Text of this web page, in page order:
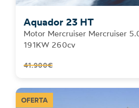
Aquador 23 HT
Motor Mercruiser Mercruiser
191KW 260cv
41.900€